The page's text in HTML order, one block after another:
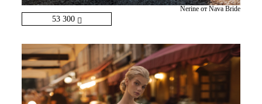
53 300
Nerine от Nava Bride